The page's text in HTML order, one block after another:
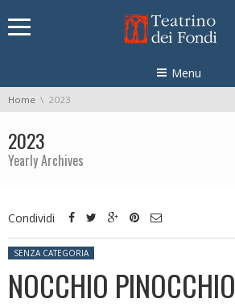
Menu
You are here:
Home 2023
2023
Yearly Archives
Condividi
Posted in:
SENZA CATEGORIA
NOCCHIO PINOCCHIO